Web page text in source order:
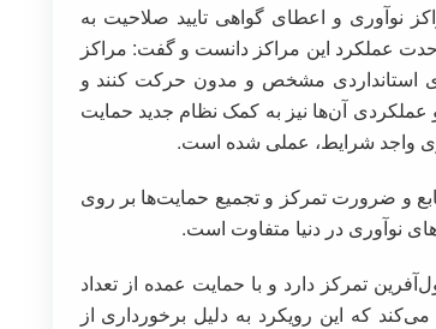
نوآوری و اعطای گواهی تایید صلاحیت به
عملکرد این مراکز دانست و گفت: مراکز
استانداردی مشخص و مدون حرکت کنند و
عملکردی آن‌ها نیز به کمک نظام جدید حمایت
واجد شرایط، عملی شده است.
و ضرورت تمرکز و تجمیع حمایت‌ها بر روی
های نوآوری در دنیا متفاوت است.
تمرکز دارد و با حمایت عمده از تعداد
که این رویکرد به دلیل برخورداری از